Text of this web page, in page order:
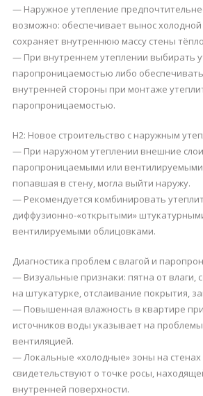
— Наружное утепление
возможно: обеспечивает вынос
сохраняет внутреннюю массу стены
— При внутреннем утеплении выбирать
паропроницаемостью либо
внутренней стороны при монтаже
паропроницаемостью.
H2: Новое строительство с наружным
— При наружном утеплении внешние
паропроницаемыми или
попавшая в стену, могла выйти наружу.
— Рекомендуется комбинировать
диффузионно-«открытыми»
вентилируемыми облицовками.
Диагностика проблем с влагой и
— Визуальные признаки: пятна от влаги,
на штукатурке, отслаивание покрытия,
— Повышенная влажность в квартире
источников воды указывает на
вентиляцией.
— Локальные «холодные» зоны на стенах
свидетельствуют о точке росы,
внутренней поверхности.